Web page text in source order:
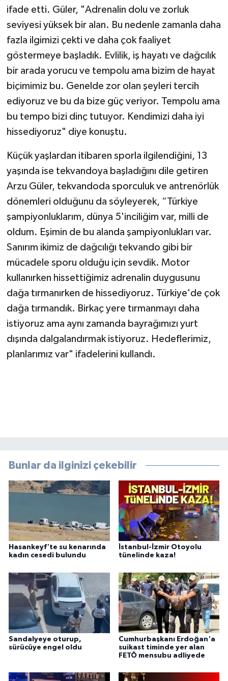
ifade etti. Güler, "Adrenalin dolu ve zorluk
seviyesi yüksek bir alan. Bu nedenle zamanla daha
fazla ilgimizi çekti ve daha çok faaliyet
göstermeye başladık. Evlilik, iş hayatı ve dağcılık
bir arada yorucu ve tempolu ama bizim de hayat
biçimimiz bu. Genelde zor olan şeyleri tercih
ediyoruz ve bu da bize güç veriyor. Tempolu ama
bu tempo bizi dinç tutuyor. Kendimizi daha iyi
hissediyoruz" diye konuştu.
Küçük yaşlardan itibaren sporla ilgilendiğini, 13
yaşında ise tekvandoya başladığını dile getiren
Arzu Güler, tekvandoda sporculuk ve antrenörlük
dönemleri olduğunu da söyleyerek, “Türkiye
şampiyonluklarım, dünya 5'inciliğim var, milli de
oldum. Eşimin de bu alanda şampiyonlukları var.
Sanırım ikimiz de dağcılığı tekvando gibi bir
mücadele sporu olduğu için sevdik. Motor
kullanırken hissettiğimiz adrenalin duygusunu
dağa tırmanırken de hissediyoruz. Türkiye'de çok
dağa tırmandık. Birkaç yere tırmanmayı daha
istiyoruz ama aynı zamanda bayrağımızı yurt
dışında dalgalandırmak istiyoruz. Hedeflerimiz,
planlarımız var" ifadelerini kullandı.
Bunlar da ilginizi çekebilir
Hasankeyf'te su kenarında
kadın cesedi bulundu
İstanbul-İzmir Otoyolu
tünelinde kaza!
Sandalyeye oturup,
sürücüye engel oldu
Cumhurbaşkanı Erdoğan'a
suikast timinde yer alan
FETÖ mensubu adliyede